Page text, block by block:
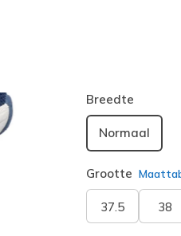
Breedte
Normaal
Grootte
37.5 38